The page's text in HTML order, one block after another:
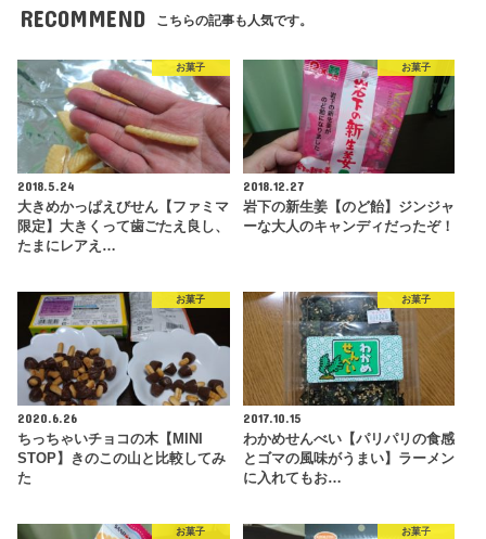
RECOMMEND こちらの記事も人気です。
お菓子
2018.5.24
大きめかっぱえびせん【ファミマ
限定】大きくって歯ごたえ良し、
たまにレアえ…
お菓子
2018.12.27
岩下の新生姜【のど飴】ジンジャ
ーな大人のキャンディだったぞ！
お菓子
2020.6.26
ちっちゃいチョコの木【MINI
STOP】きのこの山と比較してみ
た
お菓子
2017.10.15
わかめせんべい【パリパリの食感
とゴマの風味がうまい】ラーメン
に入れてもお…
お菓子 お菓子